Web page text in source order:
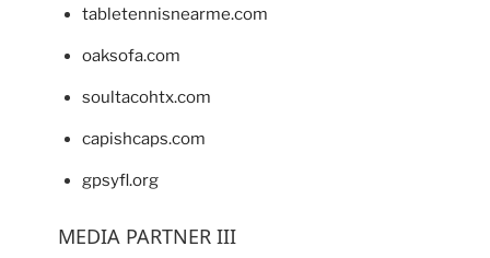
tabletennisnearme.com
oaksofa.com
soultacohtx.com
capishcaps.com
gpsyfl.org
MEDIA PARTNER III